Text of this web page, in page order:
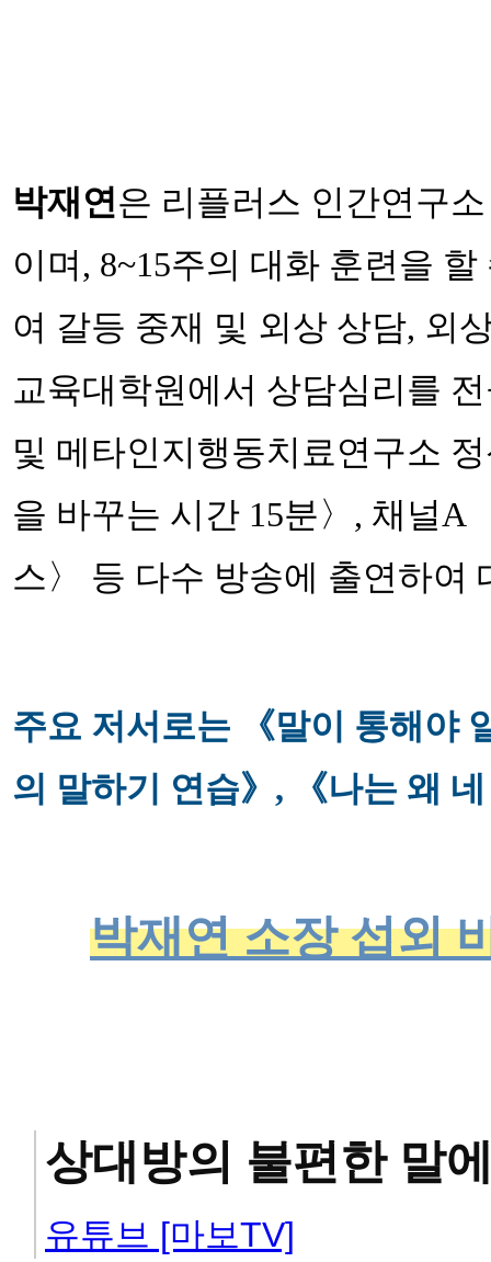
박재연은 리플러스 인간연구
이며, 8~15주의 대화 훈련을
여 갈등 중재 및 외상 상담, 외
교육대학원에서 상담심리를
및 메타인지행동치료연구소
을 바꾸는 시간 15분〉, 채널A
스〉 등 다수 방송에 출연하여
주요 저서로는 《말이 통해야
의 말하기 연습》, 《나는 왜
박재연 소장 섭외
상대방의 불편한 말
유튜브 [마보TV]